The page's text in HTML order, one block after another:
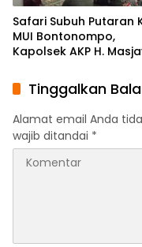
Safari Subuh Putaran
MUI Bontonompo,
Kapolsek AKP H.
Masyarakat Jaga
Kamtibmas
Tinggalkan
Alamat email Anda
wajib ditandai *